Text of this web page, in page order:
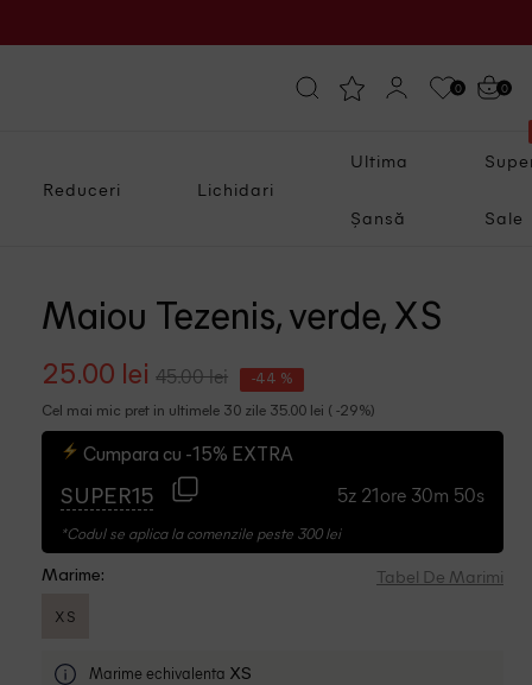
0 0
Reduceri Lichidari
Ultima
Șansă Sale
Maiou Tezenis, verde, XS
25.00 lei 45.00 lei -44 %
Cel mai mic pret in ultimele 30 zile 35.00 lei ( -29%)
Cumpara cu -15% EXTRA
SUPER15 5z 21ore 30m 49s
*Codul se aplica la comenzile peste 300 lei
Marime: Tabel De Marimi
XS
Marime echivalenta XS